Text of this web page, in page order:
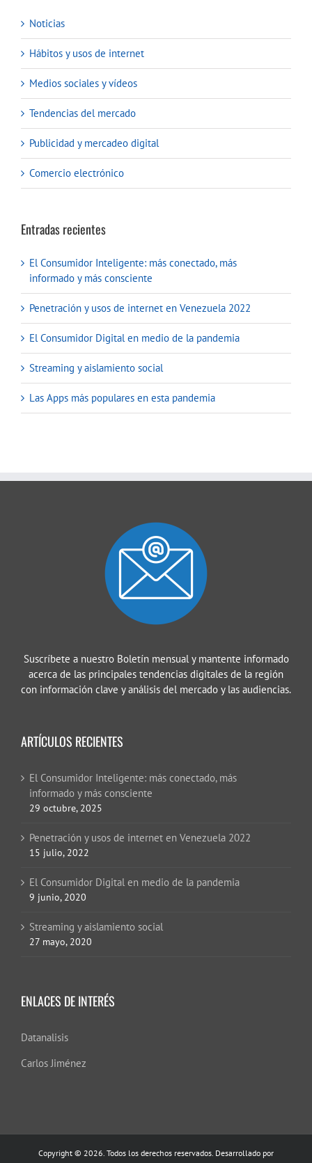
Noticias
Hábitos y usos de internet
Medios sociales y vídeos
Tendencias del mercado
Publicidad y mercadeo digital
Comercio electrónico
Entradas recientes
El Consumidor Inteligente: más conectado, más
informado y más consciente
Penetración y usos de internet en Venezuela 2022
El Consumidor Digital en medio de la pandemia
Streaming y aislamiento social
Las Apps más populares en esta pandemia
Suscríbete a nuestro Boletín mensual y mantente informado
acerca de las principales tendencias digitales de la región
con información clave y análisis del mercado y las audiencias.
ARTÍCULOS RECIENTES
El Consumidor Inteligente: más conectado, más
informado y más consciente
29 octubre, 2025
Penetración y usos de internet en Venezuela 2022
15 julio, 2022
El Consumidor Digital en medio de la pandemia
9 junio, 2020
Streaming y aislamiento social
27 mayo, 2020
ENLACES DE INTERÉS
Datanalisis
Carlos Jiménez
Copyright © 2026. Todos los derechos reservados. Desarrollado por